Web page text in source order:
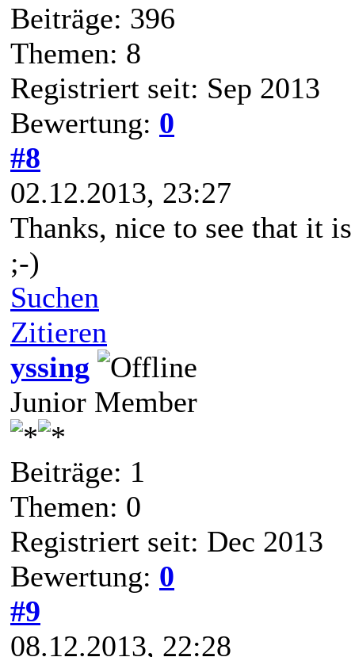
Beiträge: 396
Themen: 8
Registriert seit: Sep 2013
Bewertung: 0
#8
02.12.2013, 23:27
Thanks, nice to see that it
;-)
Suchen
Zitieren
yssing
Junior Member
Beiträge: 1
Themen: 0
Registriert seit: Dec 2013
Bewertung: 0
#9
08.12.2013, 22:28